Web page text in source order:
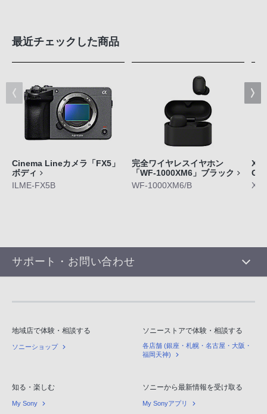
最近チェックした商品
Cinema Lineカメラ「FX5」
ボディ
ILME-FX5B
完全ワイヤレスイヤホン
「WF-1000XM6」ブラック
WF-1000XM6/B
サポート・お問い合わせ
地域店で体験・相談する
ソニーショップ
ソニーストアで体験・相談する
各店舗 (銀座・札幌・名古屋・大阪・
福岡天神)
知る・楽しむ
My Sony
ソニーから最新情報を受け取る
My Sonyアプリ